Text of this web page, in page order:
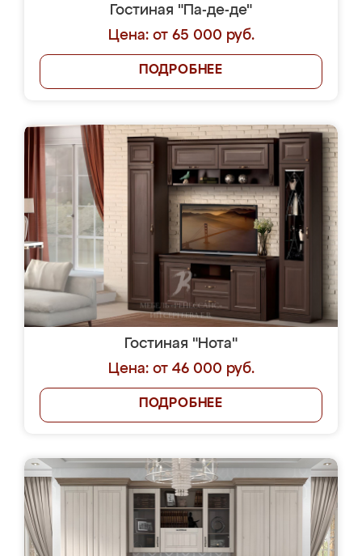
Гостиная "Па-де-де"
Цена: от 65 000 руб.
ПОДРОБНЕЕ
Гостиная "Нота"
Цена: от 46 000 руб.
ПОДРОБНЕЕ